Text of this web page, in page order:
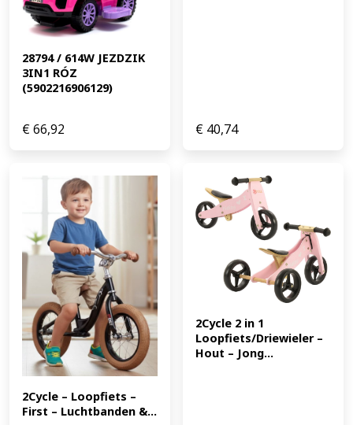
28794 / 614W JEZDZIK
3IN1 RÓZ
(5902216906129)
€66,92 € 40,74
2Cycle – Loopfiets –
First – Luchtbanden &...
2Cycle 2 in 1
Loopfiets/Driewieler –
Hout – Jong...